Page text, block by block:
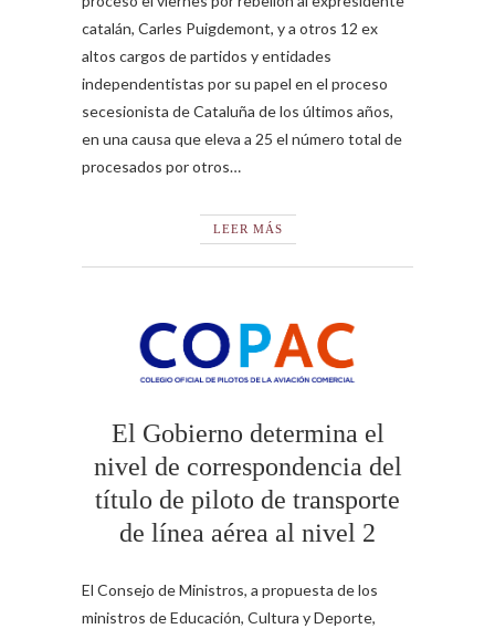
catalán, Carles Puigdemont, y a otros 12 ex
altos cargos de partidos y entidades
independentistas por su papel en el proceso
secesionista de Cataluña de los últimos años,
en una causa que eleva a 25 el número total de
procesados por otros…
LEER MÁS
El Gobierno determina el
nivel de correspondencia del
título de piloto de transporte
de línea aérea al nivel 2
El Consejo de Ministros, a propuesta de los
ministros de Educación, Cultura y Deporte,